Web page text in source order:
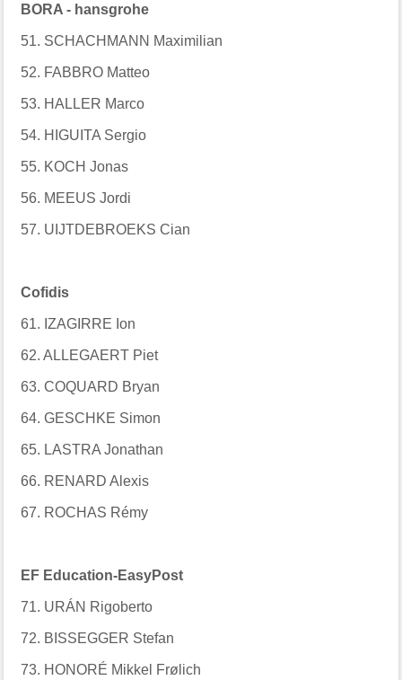
BORA - hansgrohe
51. SCHACHMANN Maximilian
52. FABBRO Matteo
53. HALLER Marco
54. HIGUITA Sergio
55. KOCH Jonas
56. MEEUS Jordi
57. UIJTDEBROEKS Cian
Cofidis
61. IZAGIRRE Ion
62. ALLEGAERT Piet
63. COQUARD Bryan
64. GESCHKE Simon
65. LASTRA Jonathan
66. RENARD Alexis
67. ROCHAS Rémy
EF Education-EasyPost
71. URÁN Rigoberto
72. BISSEGGER Stefan
73. HONORÉ Mikkel Frølich